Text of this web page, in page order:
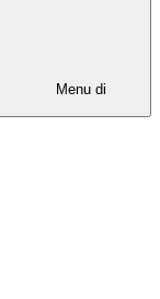
Menu di